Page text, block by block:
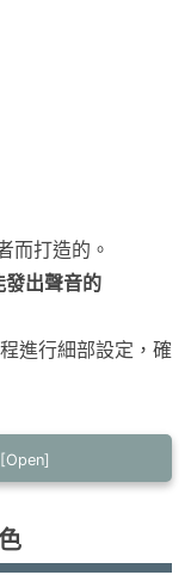
而打造的。
發出聲音的
進行細部設定，確